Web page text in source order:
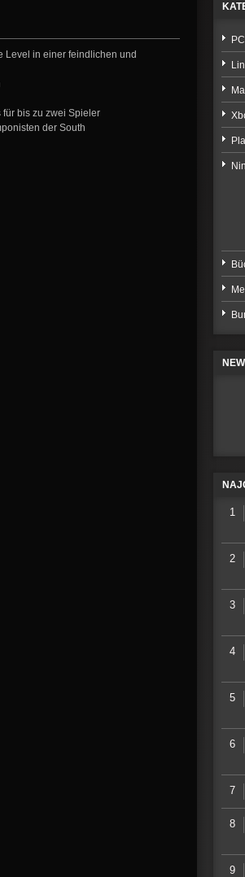
Level in einer feindlichen und
bis zu zwei Spieler
der South
1
2
3
4
5
6
7
8
9